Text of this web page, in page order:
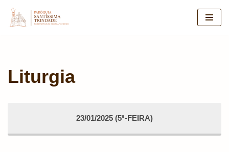
Pular
Liturgia
23/01/2025 (5ª-FEIRA)